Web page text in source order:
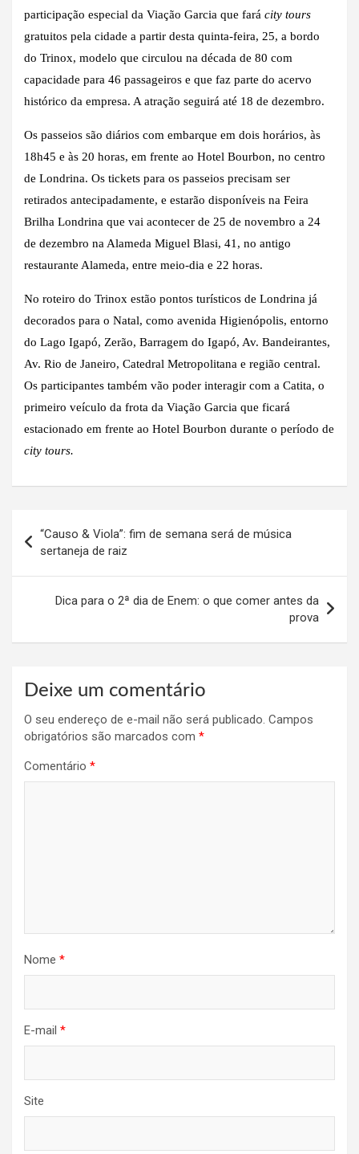
participação especial da Viação Garcia que fará city tours
gratuitos pela cidade a partir desta quinta-feira, 25, a bordo
do Trinox, modelo que circulou na década de 80 com
capacidade para 46 passageiros e que faz parte do acervo
histórico da empresa. A atração seguirá até 18 de dezembro.
Os passeios são diários com embarque em dois horários, às
18h45 e às 20 horas, em frente ao Hotel Bourbon, no centro
de Londrina. Os tickets para os passeios precisam ser
retirados antecipadamente, e estarão disponíveis na Feira
Brilha Londrina que vai acontecer de 25 de novembro a 24
de dezembro na Alameda Miguel Blasi, 41, no antigo
restaurante Alameda, entre meio-dia e 22 horas.
No roteiro do Trinox estão pontos turísticos de Londrina já
decorados para o Natal, como avenida Higienópolis, entorno
do Lago Igapó, Zerão, Barragem do Igapó, Av. Bandeirantes,
Av. Rio de Janeiro, Catedral Metropolitana e região central.
Os participantes também vão poder interagir com a Catita, o
primeiro veículo da frota da Viação Garcia que ficará
estacionado em frente ao Hotel Bourbon durante o período de
city tours.
de
Post
“Causo & Viola”: fim de semana será de música
sertaneja de raiz
Dica para o 2ª dia de Enem: o que comer antes da
prova
Deixe um comentário
O seu endereço de e-mail não será publicado. Campos
obrigatórios são marcados com *
Comentário *
Nome *
E-mail *
Site